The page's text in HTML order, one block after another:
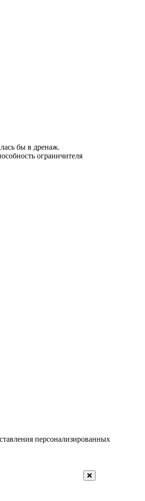
бы в дренаж.
ограничителя
персонализированных